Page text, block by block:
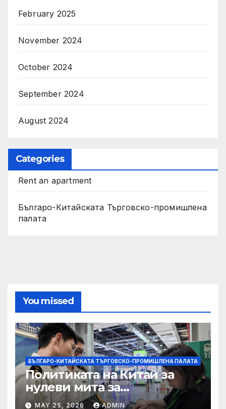
February 2025
November 2024
October 2024
September 2024
August 2024
Categories
Rent an apartment
Българо-Китайската Търговско-промишлена
палата
You missed
БЪЛГАРО-КИТАЙСКАТА ТЪРГОВСКО-ПРОМИШЛЕНА ПАЛАТА
Политиката на Китай за
нулеви мита за
африканските страни е от
MAY 25, 2026 ADMIN